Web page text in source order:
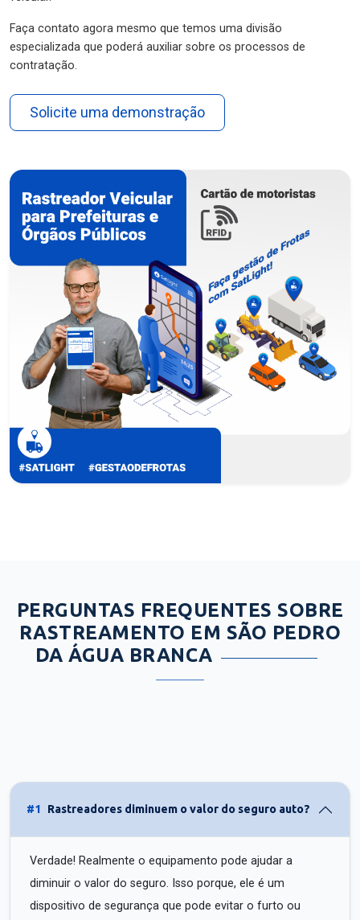
Faça contato agora mesmo que temos uma divisão
especializada que poderá auxiliar sobre os processos de
contratação.
Solicite uma demonstração
PERGUNTAS FREQUENTES SOBRE
RASTREAMENTO EM SÃO PEDRO
DA ÁGUA BRANCA
#1 Rastreadores diminuem o valor do seguro auto?
Verdade! Realmente o equipamento pode ajudar a
diminuir o valor do seguro. Isso porque, ele é um
dispositivo de segurança que pode evitar o furto ou